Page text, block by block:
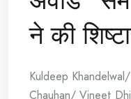
ने की
Kuldeep
Chauhan/ Vineet